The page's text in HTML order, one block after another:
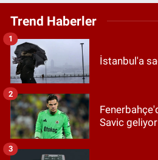
Trend Haberler
İstanbul'a
1
Savic geliyor
2
3